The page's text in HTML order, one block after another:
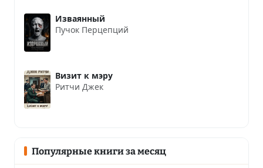
Изваянный
Пучок Перцепций
Визит к мэру
Ритчи Джек
Популярные книги за месяц